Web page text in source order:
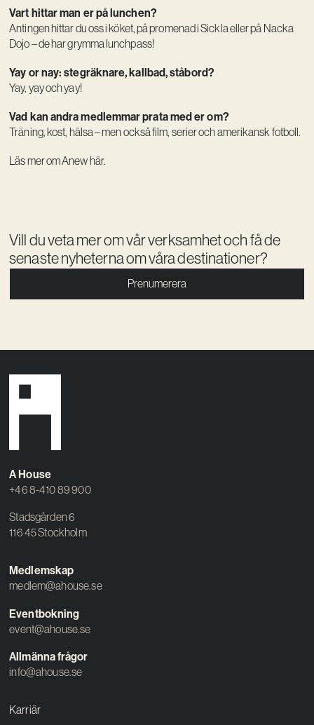
Vart hittar man er på lunchen?
Antingen hittar du oss i köket, på promenad i Sickla eller på Nacka
Dojo – de har grymma lunchpass!
Yay or nay: stegräknare, kallbad, ståbord?
Yay, yay och yay!
Vad kan andra medlemmar prata med er om?
Träning, kost, hälsa – men också film, serier och amerikansk fotboll.
Läs mer om Anew här.
Vill du veta mer om vår verksamhet och få de
senaste nyheterna om våra destinationer?
Prenumerera
A House
+46 8-410 89 900
Stadsgården 6
116 45 Stockholm
Medlemskap
medlem@ahouse.se
Eventbokning
event@ahouse.se
Allmänna frågor
info@ahouse.se
Karriär